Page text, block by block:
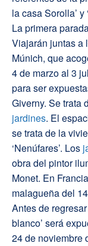
la casa Sorolla’ y
La primera
Viajarán juntas a
Múnich, que
4 de marzo al 3
para ser
Giverny. Se trata
jardines. El
se trata de la
‘Nenúfares’. Los
obra del pintor
Monet. En
malagueña del
Antes de
blanco’ será
24 de noviembre